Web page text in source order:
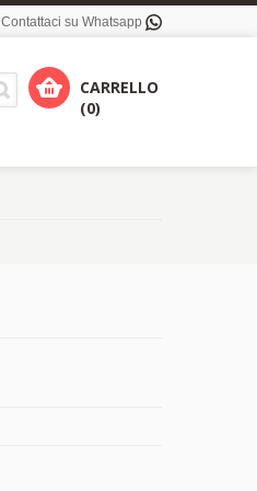
Contattaci su Whatsapp
CARRELLO
(0)